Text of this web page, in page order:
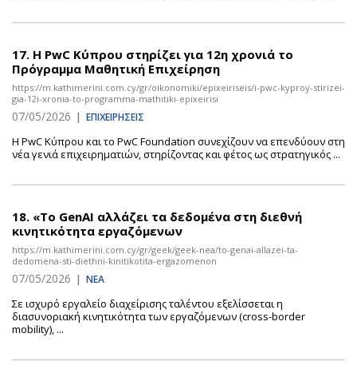
17. Η PwC Κύπρου στηρίζει για 12η χρονιά το
Πρόγραμμα Μαθητική Επιχείρηση
https://m.kathimerini.com.cy/gr/oikonomiki/epixeiriseis/i-pwc-kyproy-stirizei-
gia-12i-xronia-to-programma-mathitiki-epixeirisi
07/05/2026 | ΕΠΙΧΕΙΡΗΣΕΙΣ
Η PwC Κύπρου και το PwC Foundation συνεχίζουν να επενδύουν στη
νέα γενιά επιχειρηματιών, στηρίζοντας και φέτος ως στρατηγικός ...
18. «Το GenAI αλλάζει τα δεδομένα στη διεθνή
κινητικότητα εργαζόμενων
https://m.kathimerini.com.cy/gr/geek/geek-nea/to-genai-allazei-ta-
dedomena-sti-diethni-kinitikotita-ergazomenon
07/05/2026 | ΝΕΑ
Σε ισχυρό εργαλείο διαχείρισης ταλέντου εξελίσσεται η
διασυνοριακή κινητικότητα των εργαζόμενων (cross-border
mobility), ...